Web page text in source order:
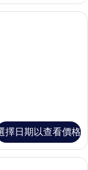
你吧、書桌、遮光布/窗
擇日期以查看價格
你吧、書桌、遮光布/窗